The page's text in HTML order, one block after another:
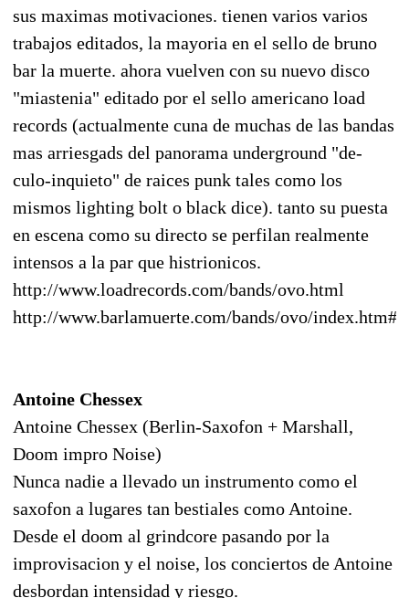
sus maximas motivaciones. tienen varios varios
trabajos editados, la mayoria en el sello de bruno
bar la muerte. ahora vuelven con su nuevo disco
"miastenia" editado por el sello americano load
records (actualmente cuna de muchas de las bandas
mas arriesgads del panorama underground "de-
culo-inquieto" de raices punk tales como los
mismos lighting bolt o black dice). tanto su puesta
en escena como su directo se perfilan realmente
intensos a la par que histrionicos.
http://www.loadrecords.com/bands/ovo.html
http://www.barlamuerte.com/bands/ovo/index.htm#
Antoine Chessex
Antoine Chessex (Berlin-Saxofon + Marshall,
Doom impro Noise)
Nunca nadie a llevado un instrumento como el
saxofon a lugares tan bestiales como Antoine.
Desde el doom al grindcore pasando por la
improvisacion y el noise, los conciertos de Antoine
desbordan intensidad y riesgo.